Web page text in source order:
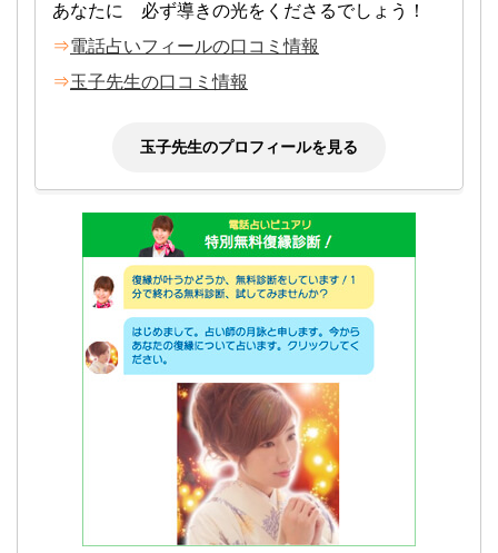
あなたに 必ず導きの光をくださるでしょう！
⇒電話占いフィールの口コミ情報
⇒玉子先生の口コミ情報
玉子先生のプロフィールを見る